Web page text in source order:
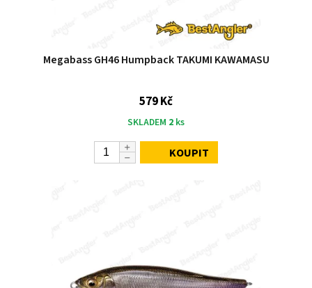
Megabass GH46 Humpback TAKUMI KAWAMASU
579 Kč
SKLADEM 2 ks
KOUPIT